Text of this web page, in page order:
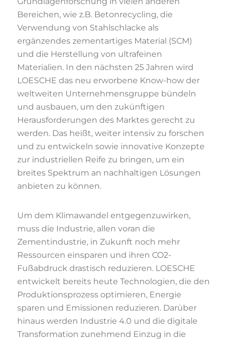
Bereichen, wie z.B. Betonrecycling, die
Verwendung von Stahlschlacke als
ergänzendes zementartiges Material (SCM)
und die Herstellung von ultrafeinen
Materialien. In den nächsten 25 Jahren wird
LOESCHE das neu erworbene Know-how der
weltweiten Unternehmensgruppe bündeln
und ausbauen, um den zukünftigen
Herausforderungen des Marktes gerecht zu
werden. Das heißt, weiter intensiv zu forschen
und zu entwickeln sowie innovative Konzepte
zur industriellen Reife zu bringen, um ein
breites Spektrum an nachhaltigen Lösungen
anbieten zu können.
Um dem Klimawandel entgegenzuwirken,
muss die Industrie, allen voran die
Zementindustrie, in Zukunft noch mehr
Ressourcen einsparen und ihren CO2-
Fußabdruck drastisch reduzieren. LOESCHE
entwickelt bereits heute Technologien, die den
Produktionsprozess optimieren, Energie
sparen und Emissionen reduzieren. Darüber
hinaus werden Industrie 4.0 und die digitale
Transformation zunehmend Einzug in die